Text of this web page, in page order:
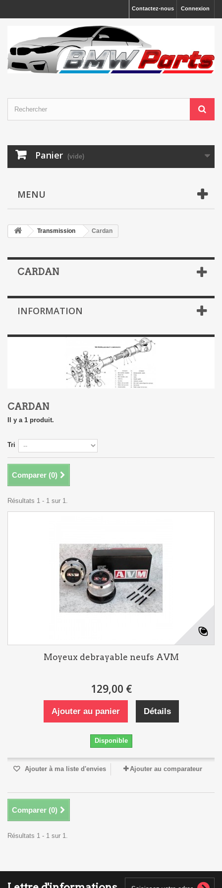
Connexion
Contactez-nous
Panier (vide)
MENU
Transmission Cardan
CARDAN
INFORMATION
CARDAN
Il y a 1 produit.
Tri
Comparer (0)
Résultats 1 - 1 sur 1.
Moyeux debrayable neufs AVM
129,00 €
Ajouter au panier Détails
Disponible
Ajouter à ma liste d'envies Ajouter au comparateur
Comparer (0)
Résultats 1 - 1 sur 1.